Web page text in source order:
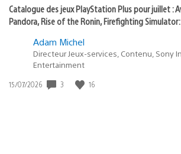
Catalogue des jeux PlayStation Plus pour juillet :
Pandora, Rise of the Ronin, Firefighting
Adam Michel
Directeur Jeux-services, Contenu, Sony
Entertainment
Date
15/07/2026 3 16